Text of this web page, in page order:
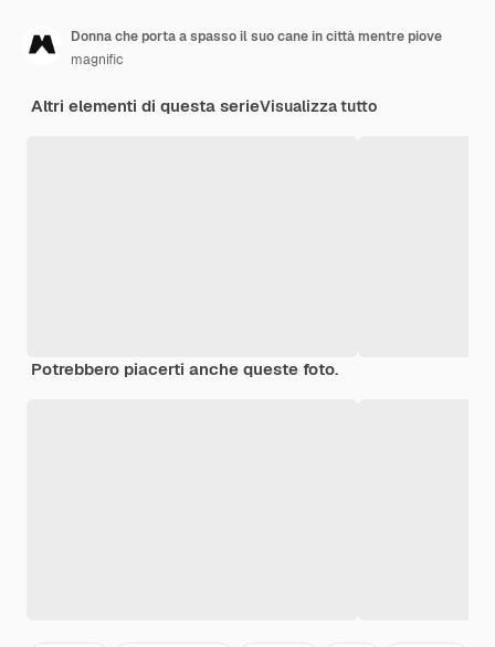
Donna che porta a spasso il suo cane in città mentre piove
magnific
Altri elementi di questa serieVisualizza tutto
Potrebbero piacerti anche queste foto.